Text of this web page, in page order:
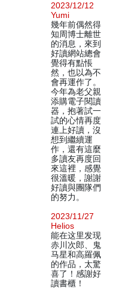
2023/12/12
Yumi
幾年前偶然得
知周博士離世
的消息，來到
好讀網站總會
覺得有點悵
然，也以為不
會再運作了。
今年為老父親
添購電子閱讀
器，抱著試一
試的心情再度
連上好讀，沒
想到繼續運
作，還有這麼
多讀友再度回
來這裡，感覺
很溫暖，謝謝
好讀與團隊們
的努力。
2023/11/27
Helios
能在这里发现
赤川次郎、鬼
马星和高羅佩
的作品，太驚
喜了！感謝好
讀書櫃！